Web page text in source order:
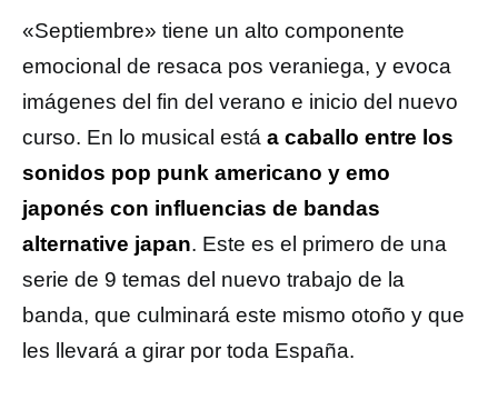
«Septiembre» tiene un alto componente
emocional de resaca pos veraniega, y evoca
imágenes del fin del verano e inicio del nuevo
curso. En lo musical está a caballo entre los
sonidos pop punk americano y emo
japonés con influencias de bandas
alternative japan. Este es el primero de una
serie de 9 temas del nuevo trabajo de la
banda, que culminará este mismo otoño y que
les llevará a girar por toda España.